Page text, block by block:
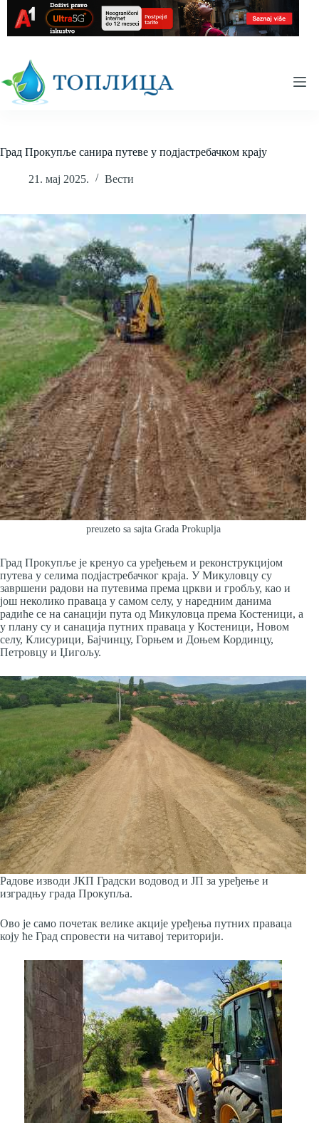
content
Град Прокупље санира путеве у подјастребачком крају
21. мај 2025. Вести
preuzeto sa sajta Grada Prokuplja
Град Прокупље је кренуо са уређењем и реконструкцијом
путева у селима подјастребачког краја. У Микуловцу су
завршени радови на путевима према цркви и гробљу, као и
још неколико праваца у самом селу, у наредним данима
радиће се на санацији пута од Микуловца према Костеници, а
у плану су и санација путних праваца у Костеници, Новом
селу, Клисурици, Бајчинцу, Горњем и Доњем Кординцу,
Петровцу и Џигољу.
Радове изводи ЈКП Градски водовод и ЈП за уређење и
изградњу града Прокупља.
Ово је само почетак велике акције уређења путних праваца
коју ће Град спровести на читавој територији.